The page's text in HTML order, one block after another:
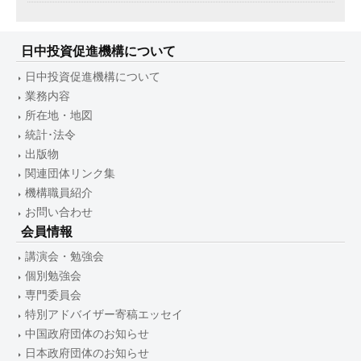
日中投資促進機構について
日中投資促進機構について
業務内容
所在地・地図
統計･法令
出版物
関連団体リンク集
機構職員紹介
お問い合わせ
会員情報
講演会・勉強会
個別勉強会
専門委員会
特別アドバイザー寄稿エッセイ
中国政府団体のお知らせ
日本政府団体のお知らせ